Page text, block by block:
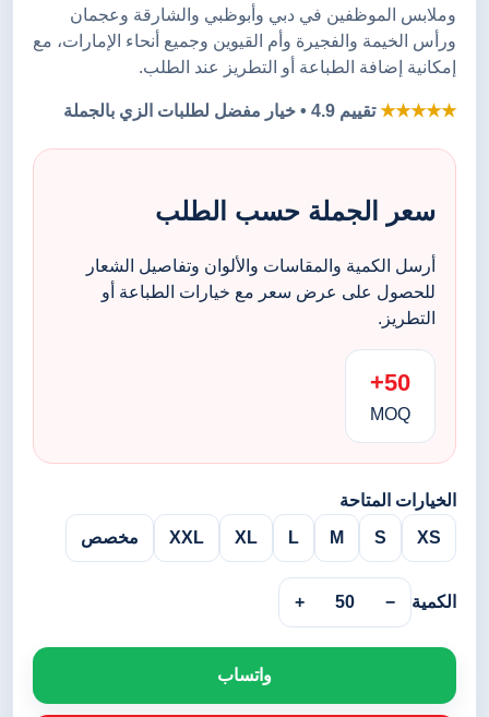
وملابس الموظفين في دبي وأبوظبي والشارقة وعجمان
ورأس الخيمة والفجيرة وأم القيوين وجميع أنحاء الإمارات، مع
إمكانية إضافة الطباعة أو التطريز عند الطلب.
★★★★★تقييم 4.9 • خيار مفضل لطلبات الزي بالجملة
سعر الجملة حسب الطلب
أرسل الكمية والمقاسات والألوان وتفاصيل الشعار
للحصول على عرض سعر مع خيارات الطباعة أو
التطريز.
50+
MOQ
الخيارات المتاحة
XS
S
M
L
XL
XXL مخصص
الكمية −
50
+
واتساب